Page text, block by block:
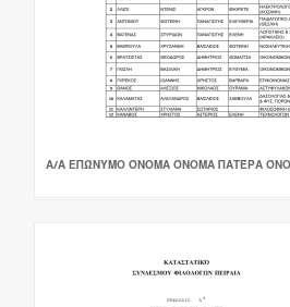
Α/Α ΕΠΏΝΥΜΟ ΌΝΟΜΑ ΌΝΟΜΑ ΠΑΤΈΡΑ